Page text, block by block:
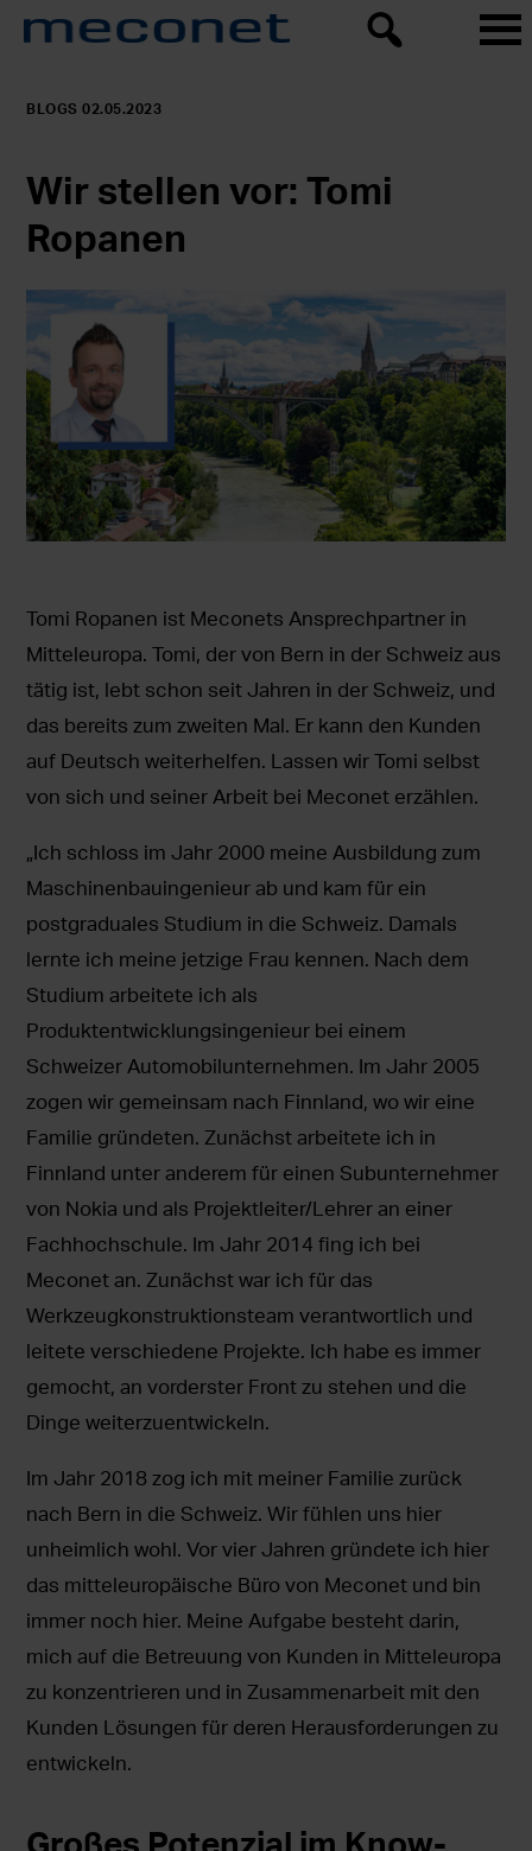
BLOGS 02.05.2023
Wir stellen vor: Tomi
Ropanen
Tomi Ropanen ist Meconets Ansprechpartner in
Mitteleuropa. Tomi, der von Bern in der Schweiz aus
tätig ist, lebt schon seit Jahren in der Schweiz, und
das bereits zum zweiten Mal. Er kann den Kunden
auf Deutsch weiterhelfen. Lassen wir Tomi selbst
von sich und seiner Arbeit bei Meconet erzählen.
„Ich schloss im Jahr 2000 meine Ausbildung zum
Maschinenbauingenieur ab und kam für ein
postgraduales Studium in die Schweiz. Damals
lernte ich meine jetzige Frau kennen. Nach dem
Studium arbeitete ich als
Produktentwicklungsingenieur bei einem
Schweizer Automobilunternehmen. Im Jahr 2005
zogen wir gemeinsam nach Finnland, wo wir eine
Familie gründeten. Zunächst arbeitete ich in
Finnland unter anderem für einen Subunternehmer
von Nokia und als Projektleiter/Lehrer an einer
Fachhochschule. Im Jahr 2014 fing ich bei
Meconet an. Zunächst war ich für das
Werkzeugkonstruktionsteam verantwortlich und
leitete verschiedene Projekte. Ich habe es immer
gemocht, an vorderster Front zu stehen und die
Dinge weiterzuentwickeln.
Im Jahr 2018 zog ich mit meiner Familie zurück
nach Bern in die Schweiz. Wir fühlen uns hier
unheimlich wohl. Vor vier Jahren gründete ich hier
das mitteleuropäische Büro von Meconet und bin
immer noch hier. Meine Aufgabe besteht darin,
mich auf die Betreuung von Kunden in Mitteleuropa
zu konzentrieren und in Zusammenarbeit mit den
Kunden Lösungen für deren Herausforderungen zu
entwickeln.